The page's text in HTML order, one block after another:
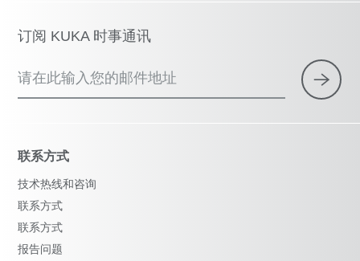
订阅 KUKA 时事通讯
请在此输入您的邮件地址
联系方式
技术热线和咨询
联系方式
联系方式
报告问题